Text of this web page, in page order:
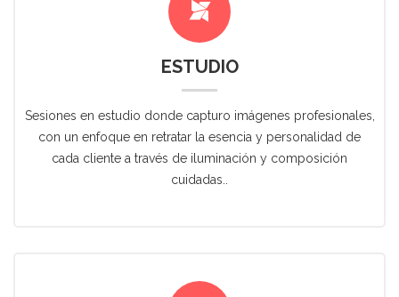
ESTUDIO
Sesiones en estudio donde capturo imágenes profesionales,
con un enfoque en retratar la esencia y personalidad de
cada cliente a través de iluminación y composición
cuidadas..